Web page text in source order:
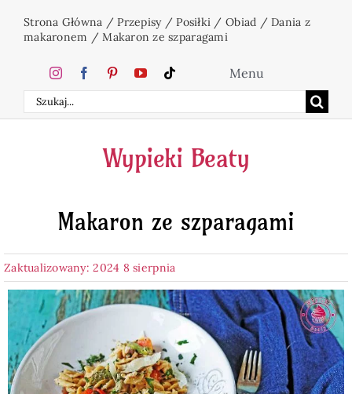
Strona Główna /Przepisy/Posiłki / Obiad /Dania z
makaronem /Makaron ze szparagami
Szukaj
Menu
Home
Ciasta
Desery
Napoje
Pieczywo
Wypieki Beaty
Makaron ze szparagami
Zaktualizowany: 2024 8 sierpnia